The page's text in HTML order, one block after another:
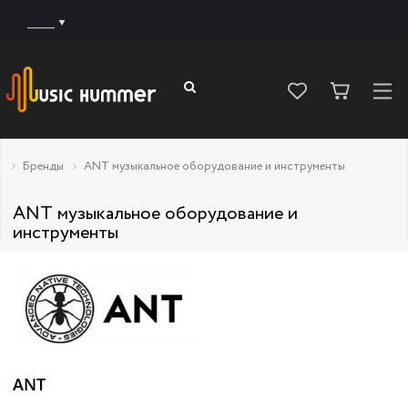
Бренды ANT музыкальное оборудование и инструменты
ANT музыкальное оборудование и
инструменты
ANT